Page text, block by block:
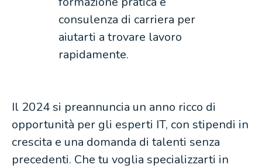
consulenza di carriera per
aiutarti a trovare lavoro
rapidamente.
Il 2024 si preannuncia un anno ricco di
opportunità per gli esperti IT, con stipendi in
crescita e una domanda di talenti senza
precedenti. Che tu voglia specializzarti in